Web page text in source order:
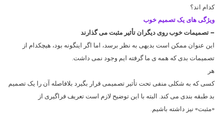
کدام اند؟
ویژگی های یک تصمیم خوب
– تصمیمات خوب روی دیگران تأثیر مثبت می گذارند
این عنوان ممکن است بدیهی به نظر برسد، اما اگر اینگونه بود، هیچکدام از
تصمیمات بدی که همه ی ما گرفته ایم وجود نمی داشت.
هر
کسی که به شکلی منفی تحت تأثیر تصمیمی قرار بگیرد بلافاصله آن را یک تصمیم
بد طبقه بندی می کند. البته با این توضیح لازم است تعریف فراگیری از
«مثبت» نیز داشته باشیم.